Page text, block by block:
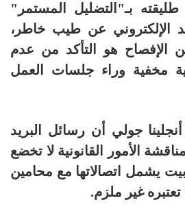
بـ"التضليل المستمر"
الإلكتروني عن طيب خاطر،
الإفصاح هو التأكد من عدم
مخفية وراء جلسات العمل
جولي أن رسائل البريد
الأمور القانونية لا تخضع
يشمل اتصالاتها مع محامين
غير ملزم.